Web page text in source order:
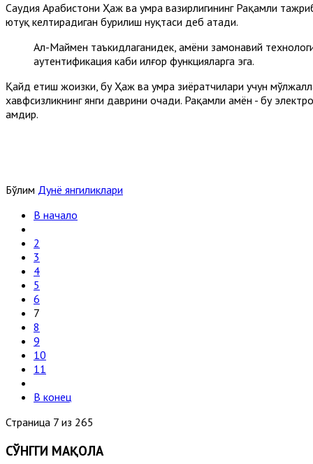
Саудия Aрабистони Ҳаж ва умра вазирлигининг Рақамли
ютуқ келтирадиган бурилиш нуқтаси деб атади.
Aл-Маймен таъкидлаганидек, ҳамёни замонавий
аутентификация каби илғор функцияларга эга.
Қайд етиш жоизки, бу Ҳаж ва умра зиёратчилари учун
хавфсизликнинг янги даврини очади. Рақамли ҳамён - бу
ҳамдир.
Бўлим Дунё янгиликлари
В начало
2
3
4
5
6
7
8
9
10
11
В конец
Страница 7 из 265
СЎНГГИ МАҚОЛА